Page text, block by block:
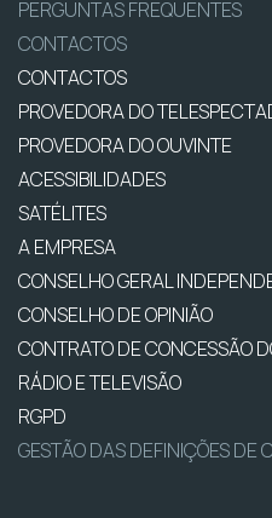
PERGUNTAS FREQUENTES
CONTACTOS
CONTACTOS
PROVEDORA DO
PROVEDORA DO OUVINTE
ACESSIBILIDADES
SATÉLITES
A EMPRESA
CONSELHO GERAL
CONSELHO DE OPINIÃO
CONTRATO DE CONCESSÃO
RÁDIO E TELEVISÃO
RGPD
GESTÃO DAS DEFINIÇÕES DE